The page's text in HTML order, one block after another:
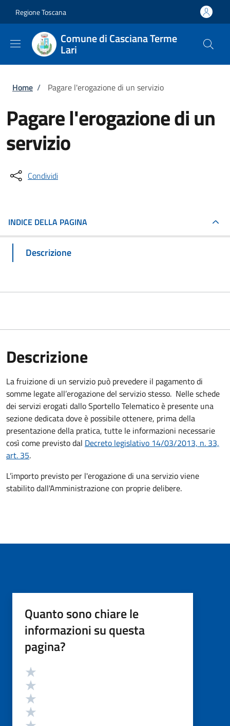
Regione Toscana
Comune di Casciana Terme
Lari
Briciole di pane
Home / Pagare l'erogazione di un servizio
Pagare l'erogazione di un
servizio
Condividi
INDICE DELLA PAGINA
Descrizione
Descrizione
La fruizione di un servizio può prevedere il pagamento di
somme legate all’erogazione del servizio stesso. Nelle schede
dei servizi erogati dallo Sportello Telematico è presente una
sezione dedicata dove è possibile ottenere, prima della
presentazione della pratica, tutte le informazioni necessarie
così come previsto dal Decreto legislativo 14/03/2013, n. 33,
art. 35.
L’importo previsto per l'erogazione di una servizio viene
stabilito dall'Amministrazione con proprie delibere.
Quanto sono chiare le
informazioni su questa
pagina?
Valutazione